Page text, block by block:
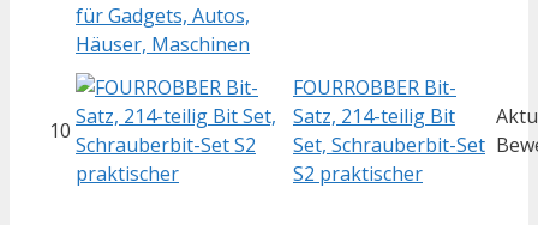
10
FOURROBBER Bit-
Satz, 214-teilig Bit
Set, Schrauberbit-Set
S2 praktischer